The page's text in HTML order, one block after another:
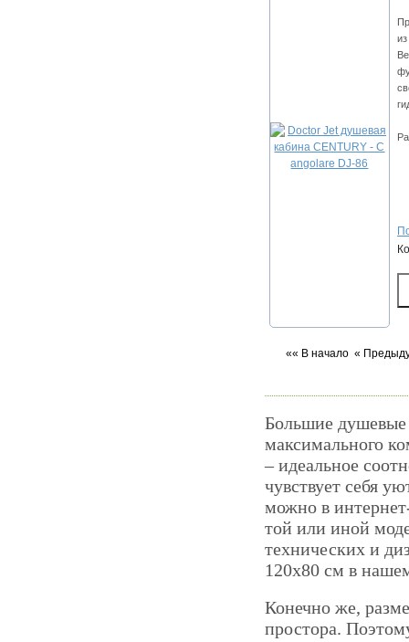
«« В начало «
Большие
максимального
– идеальное
чувствует себя
можно в
той или иной
технических и
120х80 см в
Конечно же,
простора.